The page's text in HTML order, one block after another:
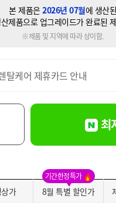
본 제품은 2026년 07월에 생산된
제품으로 업그레이드가 완료된 제
※제품 및 지역에 따라 상이함.
탈케어 제휴카드 안내
최
기간한정특가
가 8월 특별 할인가